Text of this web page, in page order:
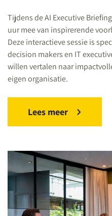
Tijdens de AI Executive
uur mee van inspirerende
Deze interactieve sessie is
decision makers en IT
willen vertalen naar
eigen organisatie.
Lees meer